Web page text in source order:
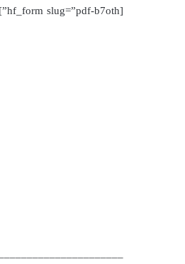
[hf_form slug=”pdf-b7oth”]